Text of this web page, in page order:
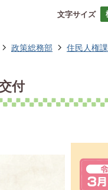
文字サイズ
政策総務部 住民人権課
付